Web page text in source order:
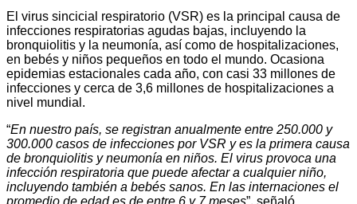
El virus sincicial respiratorio (VSR) es la principal causa de
infecciones respiratorias agudas bajas, incluyendo la
bronquiolitis y la neumonía, así como de hospitalizaciones,
en bebés y niños pequeños en todo el mundo. Ocasiona
epidemias estacionales cada año, con casi 33 millones de
infecciones y cerca de 3,6 millones de hospitalizaciones a
nivel mundial.
“En nuestro país, se registran anualmente entre 250.000 y
300.000 casos de infecciones por VSR y es la primera causa
de bronquiolitis y neumonía en niños. El virus provoca una
infección respiratoria que puede afectar a cualquier niño,
incluyendo también a bebés sanos. En las internaciones el
promedio de edad es de entre 6 y 7 meses”, señaló